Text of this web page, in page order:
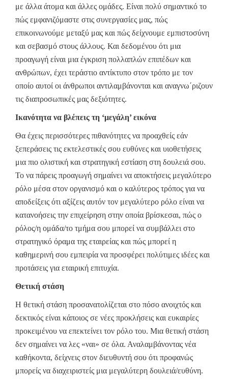
με άλλα άτομα και άλλες ομάδες. Είναι πολύ σημαντικό το
πώς εμφανιζόμαστε στις συνεργασίες μας, πώς
επικοινωνούμε μεταξύ μας και πώς δείχνουμε εμπιστοσύνη
και σεβασμό στους άλλους. Και δεδομένου ότι μια
προαγωγή είναι μια έγκριση πολλαπλών επιπέδων και
ανθρώπων, έχει τεράστιο αντίκτυπο στον τρόπο με τον
οποίο αυτοί οι άνθρωποι αντιλαμβάνονται και αναγνω΄ριζουν
τις διαπροσωπικές μας δεξιότητες.
Ικανότητα να βλέπεις τη ‘μεγάλη’ εικόνα
Θα έχεις περισσότερες πιθανότητες να προαχθείς εάν
ξεπεράσεις τις εκτελεστικές σου ευθύνες και υιοθετήσεις
μια πιο ολιστική και στρατηγική εστίαση στη δουλειά σου.
Το να πάρεις προαγωγή σημαίνει να αποκτήσεις μεγαλύτερο
ρόλο μέσα στον οργανισμό και ο καλύτερος τρόπος για να
αποδείξεις ότι αξίζεις αυτόν τον μεγαλύτερο ρόλο είναι να
κατανοήσεις την επιχείρηση στην οποία βρίσκεσαι, πώς ο
ρόλος/η ομάδα/το τμήμα σου μπορεί να συμβάλλει στο
στρατηγικό όραμα της εταιρείας και πώς μπορεί η
καθημερινή σου εμπειρία να προσφέρει πολύτιμες ιδέες και
προτάσεις για εταιρική επιτυχία.
Θετική στάση
Η θετική στάση προσανατολίζεται στο πόσο ανοιχτός και
δεκτικός είναι κάποιος σε νέες προκλήσεις και ευκαιρίες
προκειμένου να επεκτείνει τον ρόλο του. Μια θετική στάση
δεν σημαίνει να λες «ναι» σε όλα. Αναλαμβάνοντας νέα
καθήκοντα, δείχνεις στον διευθυντή σου ότι προφανώς
μπορείς να διαχειριστείς μια μεγαλύτερη δουλειά/ευθύνη.